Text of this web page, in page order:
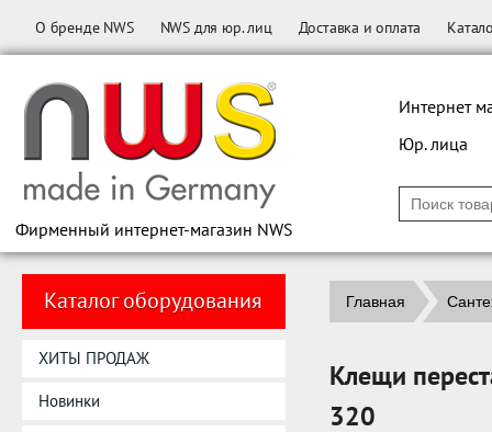
О бренде NWS NWS для юр. лиц Доставка и оплата
Фирменный интернет-магазин NWS
Интернет
Юр. лица
Каталог оборудования
ХИТЫ ПРОДАЖ
Новинки
Главная
Клещи
320